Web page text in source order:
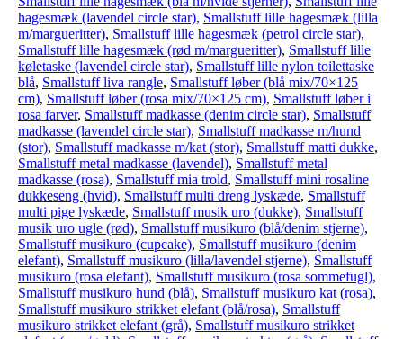
hagesmæk (lavendel circle star), Smallstuff lille hagesmæk (lilla
m/margueritter), Smallstuff lille hagesmæk (petrol circle star),
Smallstuff lille hagesmæk (rød m/margueritter), Smallstuff lille
køletaske (lavendel circle star), Smallstuff lille nylon toilettaske
blå, Smallstuff liva rangle, Smallstuff løber (blå mix/70×125
cm), Smallstuff løber (rosa mix/70×125 cm), Smallstuff løber i
rosa farver, Smallstuff madkasse (denim circle star), Smallstuff
madkasse (lavendel circle star), Smallstuff madkasse m/hund
(stor), Smallstuff madkasse m/kat (stor), Smallstuff matti dukke,
Smallstuff metal madkasse (lavendel), Smallstuff metal
madkasse (rosa), Smallstuff mia trold, Smallstuff mini rosaline
dukkeseng (hvid), Smallstuff multi dreng lyskæde, Smallstuff
multi pige lyskæde, Smallstuff musik uro (dukke), Smallstuff
musik uro ugle (rød), Smallstuff musikuro (blå/denim stjerne),
Smallstuff musikuro (cupcake), Smallstuff musikuro (denim
elefant), Smallstuff musikuro (lilla/lavendel stjerne), Smallstuff
musikuro (rosa elefant), Smallstuff musikuro (rosa sommefugl),
Smallstuff musikuro hund (blå), Smallstuff musikuro kat (rosa),
Smallstuff musikuro strikket elefant (blå/rosa), Smallstuff
musikuro strikket elefant (grå), Smallstuff musikuro strikket